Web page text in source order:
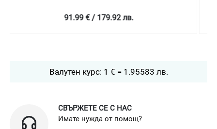
91.99 € / 179.92 лв.
Валутен курс: 1 € = 1.95583 лв.
СВЪРЖЕТЕ СЕ С НАС
Имате нужда от помощ?